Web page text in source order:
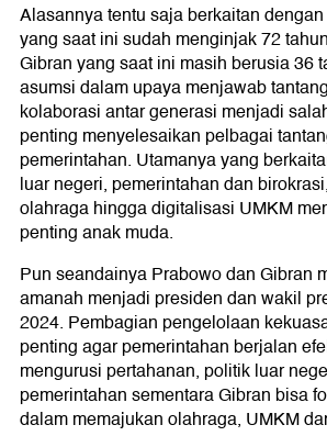
Alasannya tentu saja berkaitan
yang saat ini sudah menginjak 72
Gibran yang saat ini masih berusia 36
asumsi dalam upaya menjawab
kolaborasi antar generasi menjadi
penting menyelesaikan pelbagai
pemerintahan. Utamanya yang
luar negeri, pemerintahan dan
olahraga hingga digitalisasi UMKM
penting anak muda.
Pun seandainya Prabowo dan Gibran
amanah menjadi presiden dan wakil
2024. Pembagian pengelolaan
penting agar pemerintahan berjalan
mengurusi pertahanan, politik luar
pemerintahan sementara Gibran bisa
dalam memajukan olahraga, UMKM